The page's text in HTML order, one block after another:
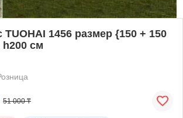
TUOHAI 1456 размер {150 + 150
h200 см
51 000 ₸